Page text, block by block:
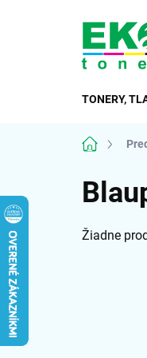
TONERY,
Domov
Žiadne